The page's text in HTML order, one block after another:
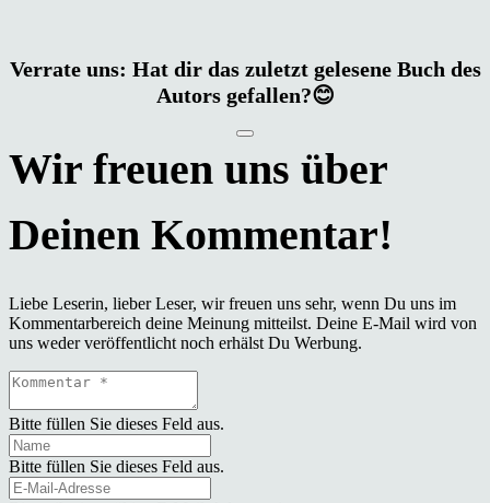
Verrate uns: Hat dir das zuletzt gelesene Buch des
Autors gefallen?😊
Liebe Leserin, lieber Leser, wir freuen uns sehr, wenn Du uns im
Kommentarbereich deine Meinung mitteilst. Deine E-Mail wird von
uns weder veröffentlicht noch erhälst Du Werbung.
Bitte füllen Sie dieses Feld aus.
Bitte füllen Sie dieses Feld aus.